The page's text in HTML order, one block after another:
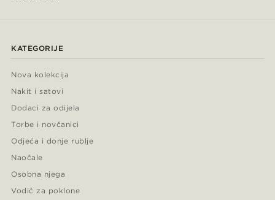
KATEGORIJE
Nova kolekcija
Nakit i satovi
Dodaci za odijela
Torbe i novčanici
Odjeća i donje rublje
Naočale
Osobna njega
Vodič za poklone